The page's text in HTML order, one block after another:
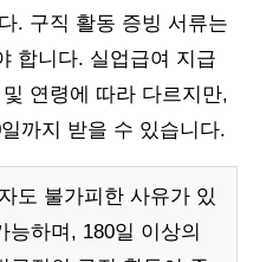
. 구직 활동 증빙 서류는
합니다. 실업급여 지급
연령에 따라 다르지만,
까지 받을 수 있습니다.
도 불가피한 사유가 있
능하며, 180일 이상의